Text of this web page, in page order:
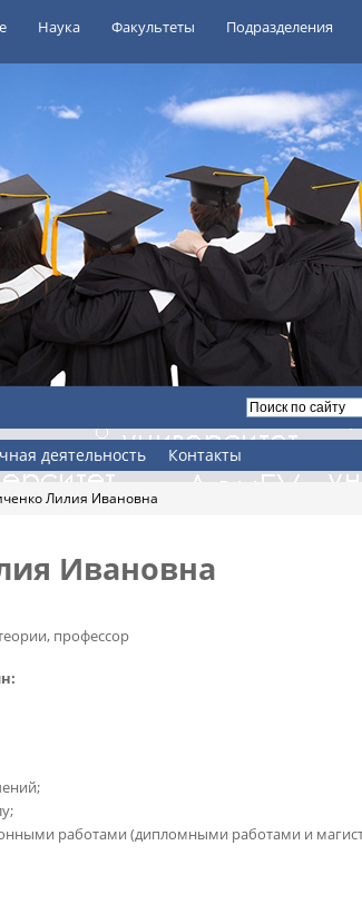
Наука Факультеты Подразделения
деятельность Контакты
Лилия Ивановна
Ивановна
профессор
работами (дипломными работами и